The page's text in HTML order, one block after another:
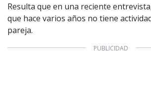
Resulta que en una reciente
que hace varios años no tiene
pareja.